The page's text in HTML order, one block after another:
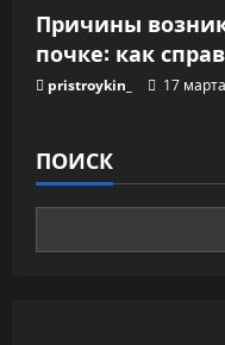
Причины
почке: как
pristroykin_ 17
ПОИСК